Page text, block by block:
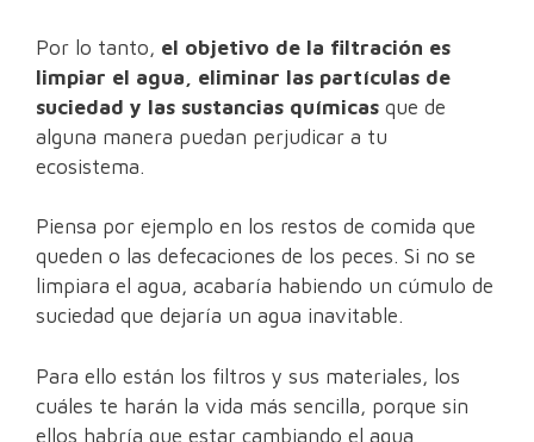
Por lo tanto, el objetivo de la filtración es
limpiar el agua, eliminar las partículas de
suciedad y las sustancias químicas que de
alguna manera puedan perjudicar a tu
ecosistema.
Piensa por ejemplo en los restos de comida que
queden o las defecaciones de los peces. Si no se
limpiara el agua, acabaría habiendo un cúmulo de
suciedad que dejaría un agua inavitable.
Para ello están los filtros y sus materiales, los
cuáles te harán la vida más sencilla, porque sin
ellos habría que estar cambiando el agua